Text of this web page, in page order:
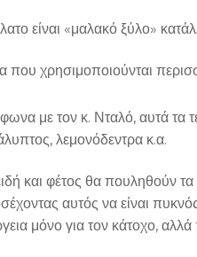
είναι «μαλακό ξύλο»
που χρησιμοποιούνται
με τον κ. Νταλό, αυτά τα
λεμονόδεντρα κ.α.
και φέτος θα πουληθούν
αυτός να είναι
μόνο για τον κάτοχο,